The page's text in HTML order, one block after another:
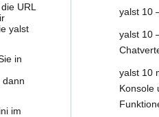
URL
yalst
in
dann
im
yalst 10
yalst 10
yalst 10
Konsole